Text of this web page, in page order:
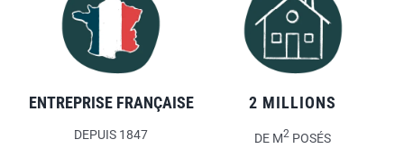
ENTREPRISE FRANÇAISE
DEPUIS 1847
2 MILLIONS
DE M2 POSÉS